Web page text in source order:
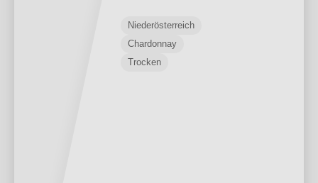
Niederösterreich
Chardonnay
Trocken